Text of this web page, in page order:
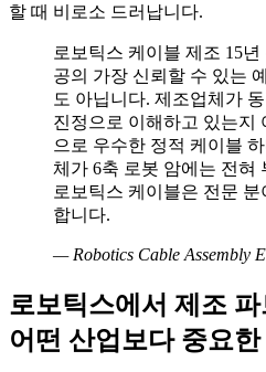
할 때 비로소 드러납니다.
로보틱스 케이블 제조 15
공의 가장 신뢰할 수 있는
도 아닙니다. 제조업체가
진정으로 이해하고 있는지
으로 우수한 정적 케이블
체가 6축 로봇 암에는 전혀
로보틱스 케이블은 전문
합니다.
— Robotics Cable Assembly
로보틱스에서 제조
어떤 산업보다 중요